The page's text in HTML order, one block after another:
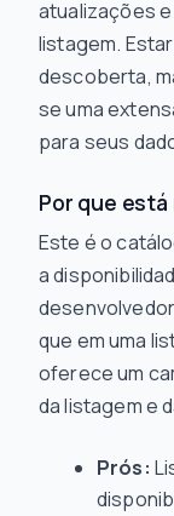
atualizações
listagem.
descoberta,
se uma
para seus
Por que
Este é o
a
que em uma
oferece um
da listagem e
Prós: